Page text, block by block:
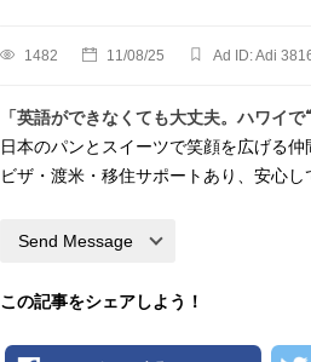
1482 11/08/25 Ad ID: Adi
「英語ができなくても大丈夫。ハワイ
日本のパンとスイーツで笑顔を広げる仲
ビザ・渡米・移住サポートあり、安心し
Send Message
この記事をシェアしよう！